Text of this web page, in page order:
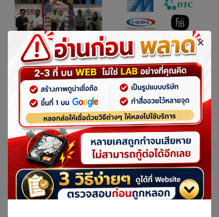
ลูกค้ารายใหญ่
ที่ไว้วางใจ IDR LAB
(รวมภาพถ่ายจริง)
จุดรับ-ส่ง รายใหญ่
ของ IDR LAB
ที่มีมากที่สุดในไทย
ตรวจสอบคลิ๊ก
รายการดังๆ หลายรายการ
เข้ามาถ่ายทำที่ศูนย์กู้ข้อมูล IDR LAB